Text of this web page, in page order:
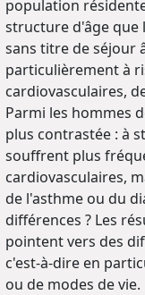
population
structure d'âge que
sans titre de séjour
particulièrement à
cardiovasculaires,
Parmi les hommes
plus contrastée : à
souffrent plus
cardiovasculaires,
de l'asthme ou du
différences ? Les
pointent vers des
c'est-à-dire en
ou de modes de vie.